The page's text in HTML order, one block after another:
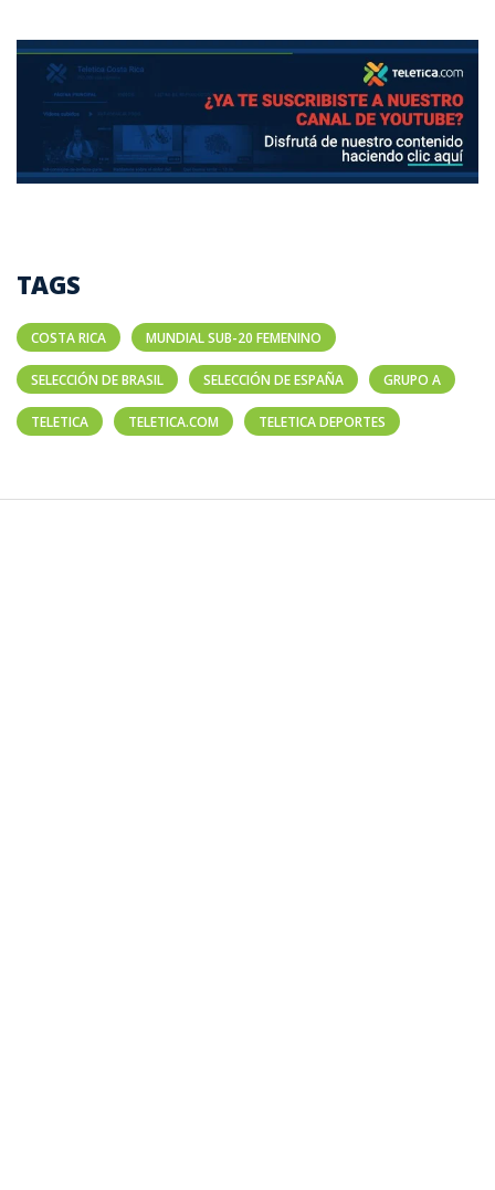
TAGS
COSTA RICA MUNDIAL SUB-20 FEMENINO
SELECCIÓN DE BRASIL SELECCIÓN DE ESPAÑA GRUPO A
TELETICA TELETICA.COM TELETICA DEPORTES